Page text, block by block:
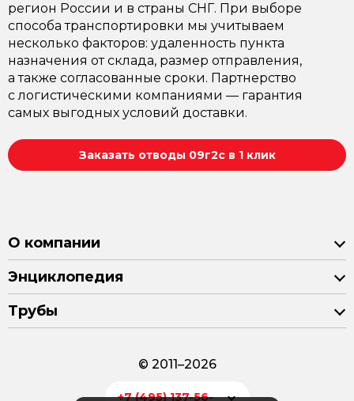
регион России и в страны СНГ. При выборе
способа транспортировки мы учитываем
несколько факторов: удаленность пункта
назначения от склада, размер отправления,
а также согласованные сроки. Партнерство
с логистическими компаниями — гарантия
самых выгодных условий доставки.
Заказать отводы 09г2с в 1 клик
О компании
Энциклопедия
Трубы
© 2011–2026
+7 (495) 137-56-